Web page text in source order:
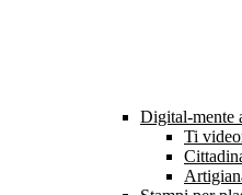
Digital-mente
Ti